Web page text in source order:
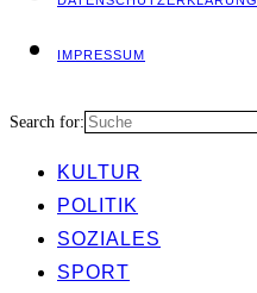
IMPRES­SUM
Search for:
KUL­TUR
POLI­TIK
SOZIA­LES
SPORT